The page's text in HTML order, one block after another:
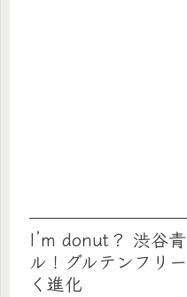
I’m donut？ 渋谷
ル！グルテンフリ
く進化